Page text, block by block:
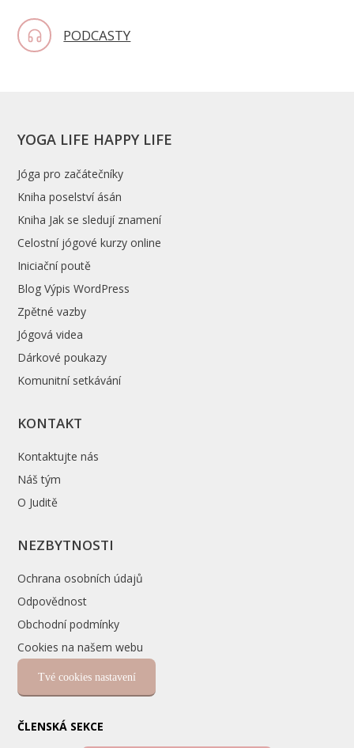
PODCASTY
YOGA LIFE HAPPY LIFE
Jóga pro začátečníky
Kniha poselství ásán
Kniha Jak se sledují znamení
Celostní jógové kurzy online
Iniciační poutě
Blog Výpis WordPress
Zpětné vazby
Jógová videa
Dárkové poukazy
Komunitní setkávání
KONTAKT
Kontaktujte nás
Náš tým
O Juditě
NEZBYTNOSTI
Ochrana osobních údajů
Odpovědnost
Obchodní podmínky
Cookies na našem webu
Tvé cookies nastavení
ČLENSKÁ SEKCE